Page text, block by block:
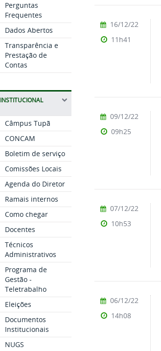
Perguntas
Frequentes
Dados Abertos
Transparência e
Prestação de
Contas
INSTITUCIONAL
Câmpus Tupã
CONCAM
Boletim de serviço
Comissões Locais
Agenda do Diretor
Ramais internos
Como chegar
Docentes
Técnicos
Administrativos
Programa de
Gestão -
Teletrabalho
Eleições
Documentos
Institucionais
NUGS
16/12/22
11h41
09/12/22
09h25
07/12/22
10h53
06/12/22
14h08